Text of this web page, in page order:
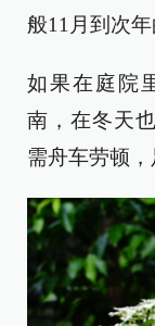
般11月到次年
如果在庭院
南，在冬天
需舟车劳顿，